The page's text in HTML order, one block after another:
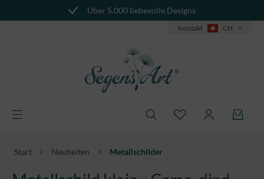
Über 5.000 liebevolle Designs
Kontakt CH
Start Neuheiten Metallschilder